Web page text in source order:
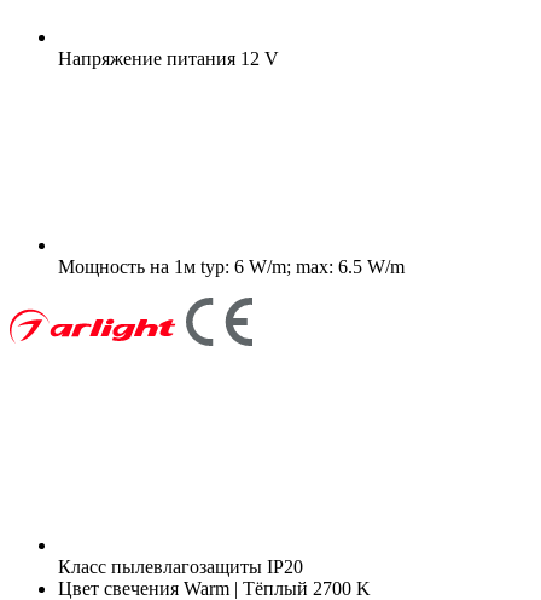
Напряжение питания 12 V
Мощность на 1м typ: 6 W/m; max: 6.5 W/m
Класс пылевлагозащиты IP20
Цвет свечения Warm | Тёплый 2700 K